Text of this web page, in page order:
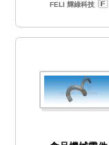
FELI 輝綠科技